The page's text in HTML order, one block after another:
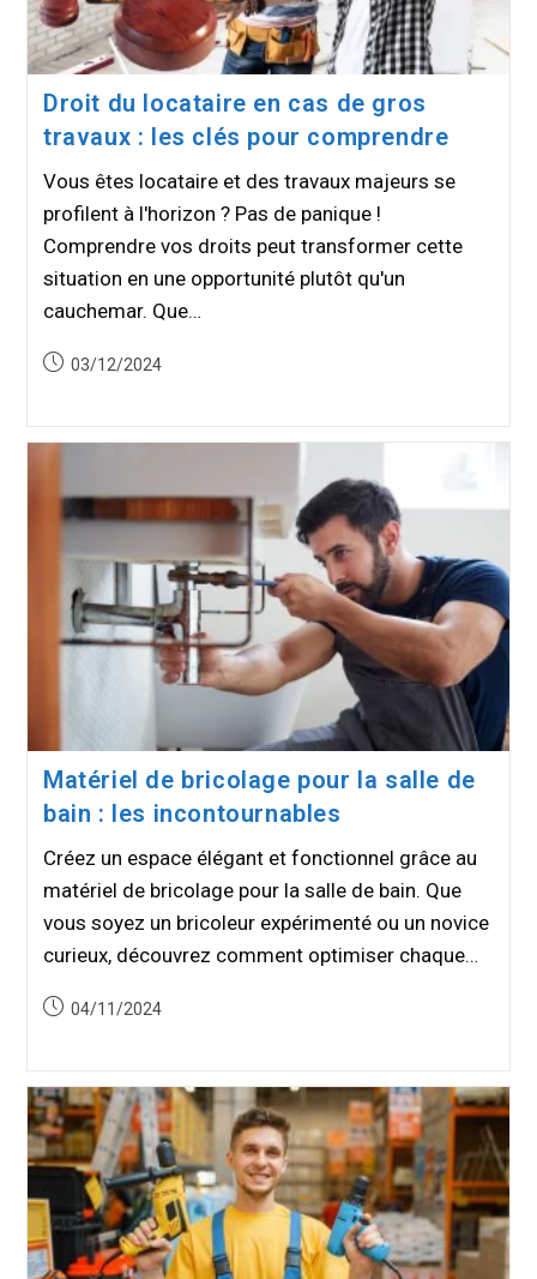
Droit du locataire en cas de gros
travaux : les clés pour comprendre
Vous êtes locataire et des travaux majeurs se
profilent à l'horizon ? Pas de panique !
Comprendre vos droits peut transformer cette
situation en une opportunité plutôt qu'un
cauchemar. Que…
Publication
03/12/2024
Matériel de bricolage pour la salle de
bain : les incontournables
Créez un espace élégant et fonctionnel grâce au
matériel de bricolage pour la salle de bain. Que
vous soyez un bricoleur expérimenté ou un novice
curieux, découvrez comment optimiser chaque…
Publication
04/11/2024